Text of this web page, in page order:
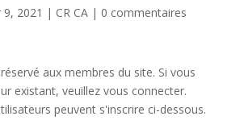
9, 2021 | CR CA| 0 commentaires
aux membres du site. Si vous
existant, veuillez vous connecter.
peuvent s'inscrire ci-dessous.